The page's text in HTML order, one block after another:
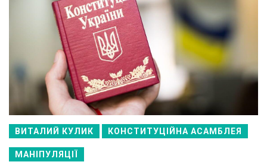
ВИТАЛИЙ КУЛИК КОНСТИТУЦІЙНА АСАМБЛЕЯ
МАНІПУЛЯЦІЇ